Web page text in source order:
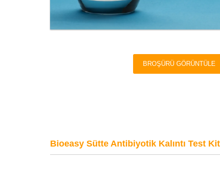
BROŞÜRÜ GÖRÜNTÜLE
Bioeasy Sütte Antibiyotik Kalıntı Test